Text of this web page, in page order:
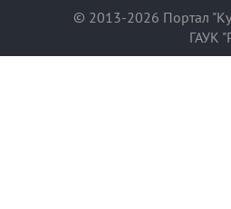
© 2013-2026 Портал
ГАУК